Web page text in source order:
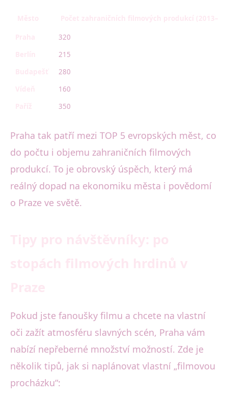
320
215
280
160
350
Praha tak patří mezi TOP 5 evropských měst, co
do počtu i objemu zahraničních filmových
produkcí. To je obrovský úspěch, který má
reálný dopad na ekonomiku města i povědomí
o Praze ve světě.
Pokud jste fanoušky filmu a chcete na vlastní
oči zažít atmosféru slavných scén, Praha vám
nabízí nepřeberné množství možností. Zde je
několik tipů, jak si naplánovat vlastní „filmovou
procházku“: